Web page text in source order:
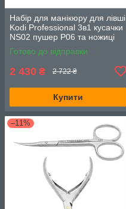
Набір для манікюру для лівші
Kodi Professional 3в1 кусачки
NS02 пушер P06 та ножиці
S04
Готово до відправки
2 430 ₴ 2 722 ₴
Купити
–11%